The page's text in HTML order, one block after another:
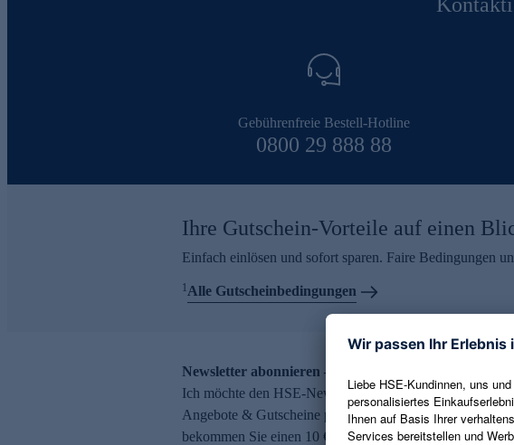
Gebührenfreie Bestell-Hotline
0800 29 888 88
Ihre Gutschein-Vorteile auf einen
Einfach einlösen und sofort sparen. Faire Bedingungen
1Alle Gutscheinbedingungen
Newsletter abonnieren – 10 € Gutschein erhalten
Ich möchte den HSE-Newsletter abonnieren und aktuelle
Angebote & Gutscheine per E-Mail erhalten. Als
bekommen Sie einen 10 € Gutschein. Eine Abmeldung